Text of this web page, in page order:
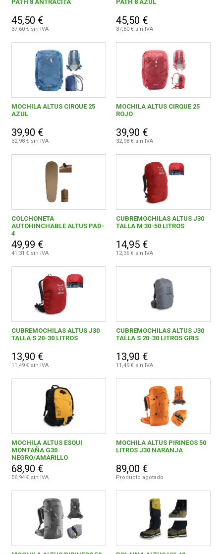
PATH 8 ANTRACITA
45,50 €
37,60 € sin IVA
PATH 8 AZUL
45,50 €
37,60 € sin IVA
MOCHILA ALTUS CIRQUE 25
AZUL
39,90 €
32,98 € sin IVA
MOCHILA ALTUS CIRQUE 25
ROJO
39,90 €
32,98 € sin IVA
COLCHONETA
AUTOHINCHABLE ALTUS PAD-
4
49,99 €
41,31 € sin IVA
CUBREMOCHILAS ALTUS J30
TALLA M 30-50 LITROS
14,95 €
12,36 € sin IVA
CUBREMOCHILAS ALTUS J30
TALLA S 20-30 LITROS
13,90 €
11,49 € sin IVA
CUBREMOCHILAS ALTUS J30
TALLA S 20-30 LITROS GRIS
13,90 €
11,49 € sin IVA
MOCHILA ALTUS ESQUI
MONTAÑA G30
NEGRO/AMARILLO
68,90 €
56,94 € sin IVA
MOCHILA ALTUS PIRINEOS 50
LITROS J30 NARANJA
89,00 €
Producto agotado